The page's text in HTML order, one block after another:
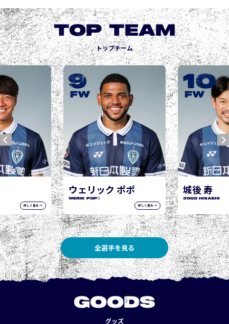
TOP TEAM
トップチーム
詳しく見る →
ウェリック ポポ
WERIK POPÓ
詳しく見る →
9
FW
城後 寿
JOGO Hisashi
10
FW
全選手を見る
GOODS
グッズ